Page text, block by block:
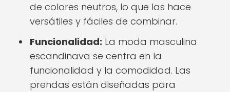
de colores neutros, lo que las hace
versátiles y fáciles de combinar.
Funcionalidad: La moda masculina
escandinava se centra en la
funcionalidad y la comodidad. Las
prendas están diseñadas para